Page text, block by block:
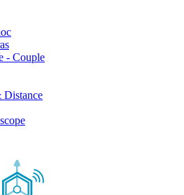
- Couple
Distance